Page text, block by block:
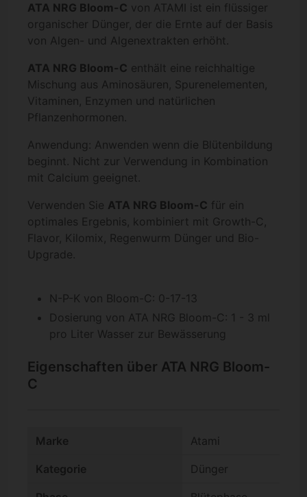
ATA NRG Bloom-C von ATAMI ist ein flüssiger
organischer Dünger, der die Ernte auf der Basis
von Algen- und Algenextrakten erhöht.
ATA NRG Bloom-C enthält eine reichhaltige
Mischung aus Aminosäuren, Spurenelementen,
Vitaminen, Enzymen und natürlichen
Pflanzenhormonen.
Anwendung: Anwenden wenn die Blütenbildung
beginnt. Nicht zur Verwendung in Kombination
mit Calcium geeignet.
Verwenden Sie ATA NRG Bloom-C für ein
optimales Ergebnis, kombiniert mit Growth-C,
Flavor, Kilomix, Regenwurm Dünger und Bio-
Upgrade.
N-P-K von Bloom-C: 0-17-13
Dosierung von ATA NRG Bloom-C: 1 - 3 ml
pro Liter Wasser zur Bewässerung
Eigenschaften über ATA NRG Bloom-
C
Marke Atami
Kategorie Dünger